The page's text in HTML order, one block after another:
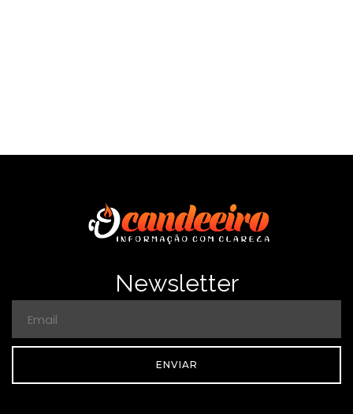
Newsletter
ENVIAR